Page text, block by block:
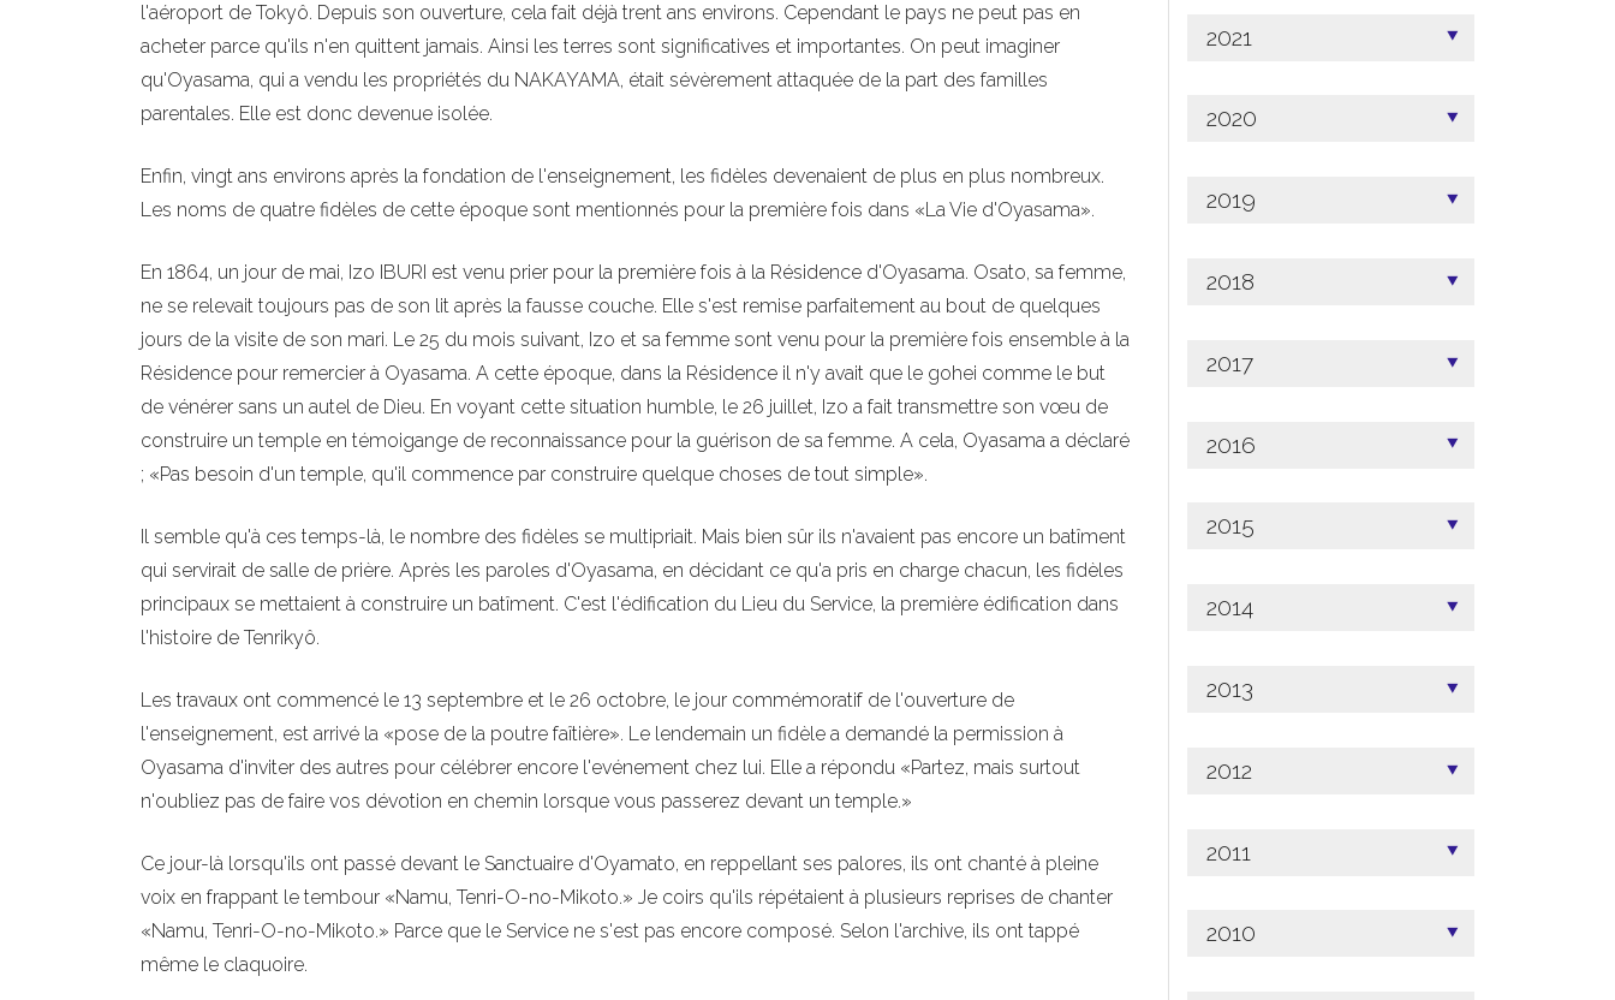
l'aéroport de Tokyô. Depuis son ouverture, cela fait déjà trent ans environs. Cependant le pays ne peut pas en
acheter parce qu'ils n'en quittent jamais. Ainsi les terres sont significatives et importantes. On peut imaginer
qu'Oyasama, qui a vendu les propriétés du NAKAYAMA, était sévèrement attaquée de la part des familles
parentales. Elle est donc devenue isolée.
Enfin, vingt ans environs après la fondation de l'enseignement, les fidèles devenaient de plus en plus nombreux.
Les noms de quatre fidèles de cette époque sont mentionnés pour la première fois dans «La Vie d'Oyasama».
En 1864, un jour de mai, Izo IBURI est venu prier pour la première fois à la Résidence d'Oyasama. Osato, sa femme,
ne se relevait toujours pas de son lit après la fausse couche. Elle s'est remise parfaitement au bout de quelques
jours de la visite de son mari. Le 25 du mois suivant, Izo et sa femme sont venu pour la première fois ensemble à la
Résidence pour remercier à Oyasama. A cette époque, dans la Résidence il n'y avait que le gohei comme le but
de vénérer sans un autel de Dieu. En voyant cette situation humble, le 26 juillet, Izo a fait transmettre son vœu de
construire un temple en témoigange de reconnaissance pour la guérison de sa femme. A cela, Oyasama a déclaré
; «Pas besoin d'un temple, qu'il commence par construire quelque choses de tout simple».
Il semble qu'à ces temps-là, le nombre des fidèles se multipriait. Mais bien sûr ils n'avaient pas encore un batîment
qui servirait de salle de prière. Après les paroles d'Oyasama, en décidant ce qu'a pris en charge chacun, les fidèles
principaux se mettaient à construire un batîment. C'est l'édification du Lieu du Service, la première édification dans
l'histoire de Tenrikyô.
Les travaux ont commencé le 13 septembre et le 26 octobre, le jour commémoratif de l'ouverture de
l'enseignement, est arrivé la «pose de la poutre faîtière». Le lendemain un fidèle a demandé la permission à
Oyasama d'inviter des autres pour célébrer encore l'evénement chez lui. Elle a répondu «Partez, mais surtout
n'oubliez pas de faire vos dévotion en chemin lorsque vous passerez devant un temple.»
Ce jour-là lorsqu'ils ont passé devant le Sanctuaire d'Oyamato, en reppellant ses palores, ils ont chanté à pleine
voix en frappant le tembour «Namu, Tenri-O-no-Mikoto.» Je coirs qu'ils répétaient à plusieurs reprises de chanter
«Namu, Tenri-O-no-Mikoto.» Parce que le Service ne s'est pas encore composé. Selon l'archive, ils ont tappé
même le claquoire.
2021
2020
2019
2018
2017
2016
2015
2014
2013
2012
2011
2010